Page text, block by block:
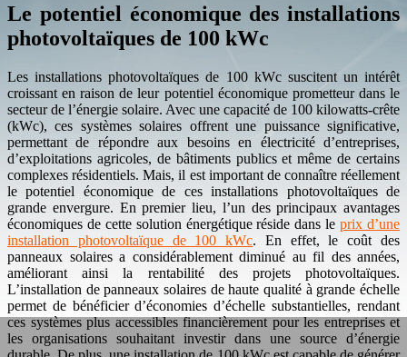
Le potentiel économique des installations
photovoltaïques de 100 kWc
Les installations photovoltaïques de 100 kWc suscitent un intérêt
croissant en raison de leur potentiel économique prometteur dans le
secteur de l’énergie solaire. Avec une capacité de 100 kilowatts-crête
(kWc), ces systèmes solaires offrent une puissance significative,
permettant de répondre aux besoins en électricité d’entreprises,
d’exploitations agricoles, de bâtiments publics et même de certains
complexes résidentiels. Mais, il est important de connaître réellement
le potentiel économique de ces installations photovoltaïques de
grande envergure. En premier lieu, l’un des principaux avantages
économiques de cette solution énergétique réside dans leprix d’une
installation photovoltaïque de 100 kWc. En effet, le coût des
panneaux solaires a considérablement diminué au fil des années,
améliorant ainsi la rentabilité des projets photovoltaïques.
L’installation de panneaux solaires de haute qualité à grande échelle
permet de bénéficier d’économies d’échelle substantielles, rendant
ces systèmes plus accessibles financièrement pour les entreprises et
les organisations souhaitant investir dans une source d’énergie